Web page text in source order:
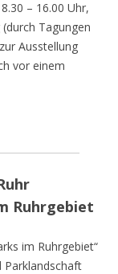
– 16.00 Uhr,
Tagungen
Ausstellung
vor einem
Ruhrgebiet
im Ruhrgebiet“
Parklandschaft